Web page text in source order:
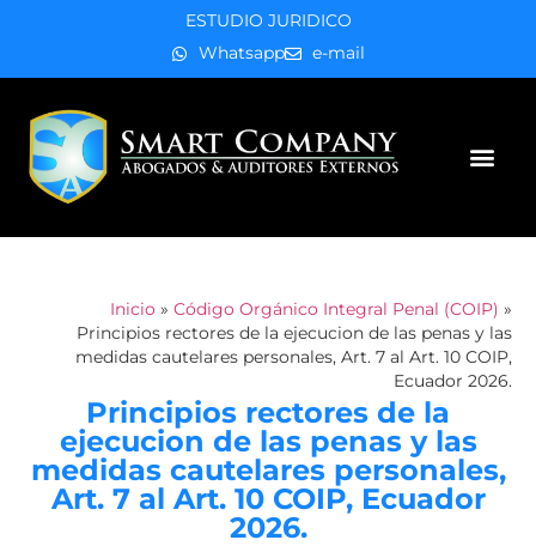
ESTUDIO JURIDICO
Whatsapp
e-mail
Inicio » Código Orgánico Integral Penal (COIP) »
Principios rectores de la ejecucion de las penas y las
medidas cautelares personales, Art. 7 al Art. 10 COIP,
Ecuador 2026.
Principios rectores de la
ejecucion de las penas y las
medidas cautelares personales,
Art. 7 al Art. 10 COIP, Ecuador
2026.